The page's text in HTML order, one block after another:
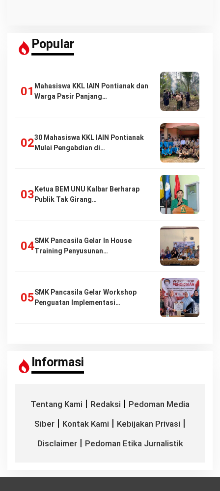
Popular
Mahasiswa KKL IAIN Pontianak dan
Warga Pasir Panjang…
30 Mahasiswa KKL IAIN Pontianak
Mulai Pengabdian di…
Ketua BEM UNU Kalbar Berharap
Publik Tak Girang…
SMK Pancasila Gelar In House
Training Penyusunan…
SMK Pancasila Gelar Workshop
Penguatan Implementasi…
Informasi
Tentang Kami | Redaksi | Pedoman Media
Siber | Kontak Kami | Kebijakan Privasi |
Disclaimer| Pedoman Etika Jurnalistik